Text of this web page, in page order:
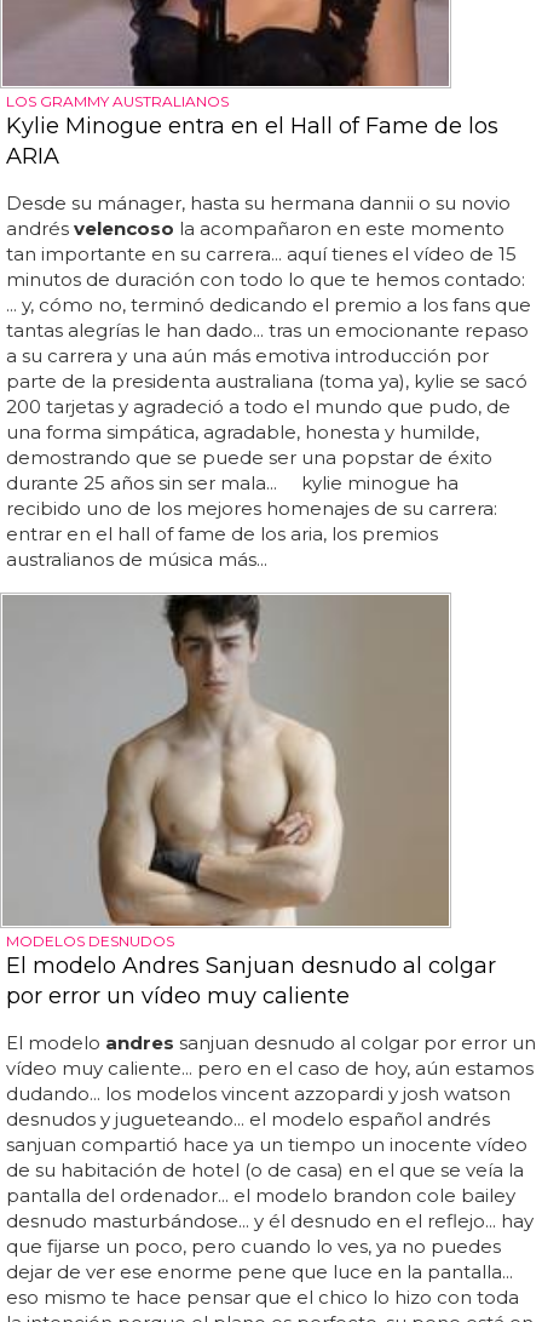
LOS GRAMMY AUSTRALIANOS
Kylie Minogue entra en el Hall of Fame de los
ARIA
Desde su mánager, hasta su hermana dannii o su novio
andrés velencoso la acompañaron en este momento
tan importante en su carrera... aquí tienes el vídeo de 15
minutos de duración con todo lo que te hemos contado:
... y, cómo no, terminó dedicando el premio a los fans que
tantas alegrías le han dado... tras un emocionante repaso
a su carrera y una aún más emotiva introducción por
parte de la presidenta australiana (toma ya), kylie se sacó
200 tarjetas y agradeció a todo el mundo que pudo, de
una forma simpática, agradable, honesta y humilde,
demostrando que se puede ser una popstar de éxito
durante 25 años sin ser mala... kylie minogue ha
recibido uno de los mejores homenajes de su carrera:
entrar en el hall of fame de los aria, los premios
australianos de música más...
MODELOS DESNUDOS
El modelo Andres Sanjuan desnudo al colgar
por error un vídeo muy caliente
El modelo andres sanjuan desnudo al colgar por error un
vídeo muy caliente... pero en el caso de hoy, aún estamos
dudando... los modelos vincent azzopardi y josh watson
desnudos y jugueteando... el modelo español andrés
sanjuan compartió hace ya un tiempo un inocente vídeo
de su habitación de hotel (o de casa) en el que se veía la
pantalla del ordenador... el modelo brandon cole bailey
desnudo masturbándose... y él desnudo en el reflejo... hay
que fijarse un poco, pero cuando lo ves, ya no puedes
dejar de ver ese enorme pene que luce en la pantalla...
eso mismo te hace pensar que el chico lo hizo con toda